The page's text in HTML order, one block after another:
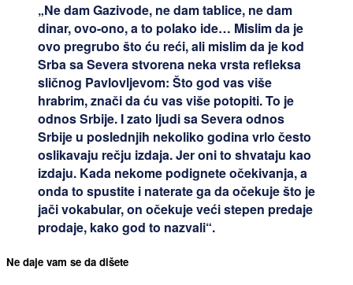
„Ne dam Gazivode, ne dam tablice, ne dam
dinar, ovo-ono, a to polako ide… Mislim da je
ovo pregrubo što ću reći, ali mislim da je kod
Srba sa Severa stvorena neka vrsta refleksa
sličnog Pavlovljevom: Što god vas više
hrabrim, znači da ću vas više potopiti. To je
odnos Srbije. I zato ljudi sa Severa odnos
Srbije u poslednjih nekoliko godina vrlo često
oslikavaju rečju izdaja. Jer oni to shvataju kao
izdaju. Kada nekome podignete očekivanja, a
onda to spustite i naterate ga da očekuje što je
jači vokabular, on očekuje veći stepen predaje
prodaje, kako god to nazvali“.
Ne daje vam se da dišete